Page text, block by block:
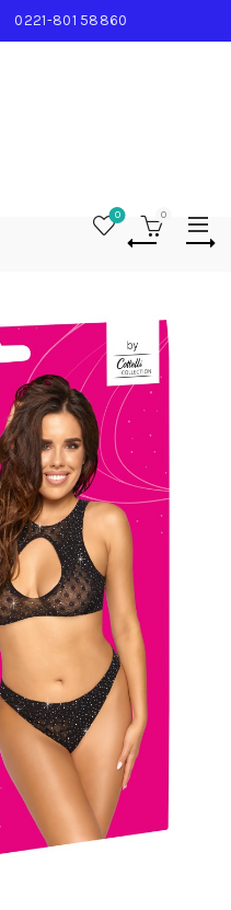
0221-801 58860
0 0